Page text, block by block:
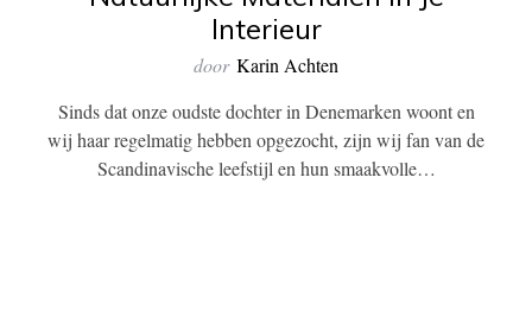
Interieur
door Karin Achten
Sinds dat onze oudste dochter in Denemarken woont en
wij haar regelmatig hebben opgezocht, zijn wij fan van de
Scandinavische leefstijl en hun smaakvolle…